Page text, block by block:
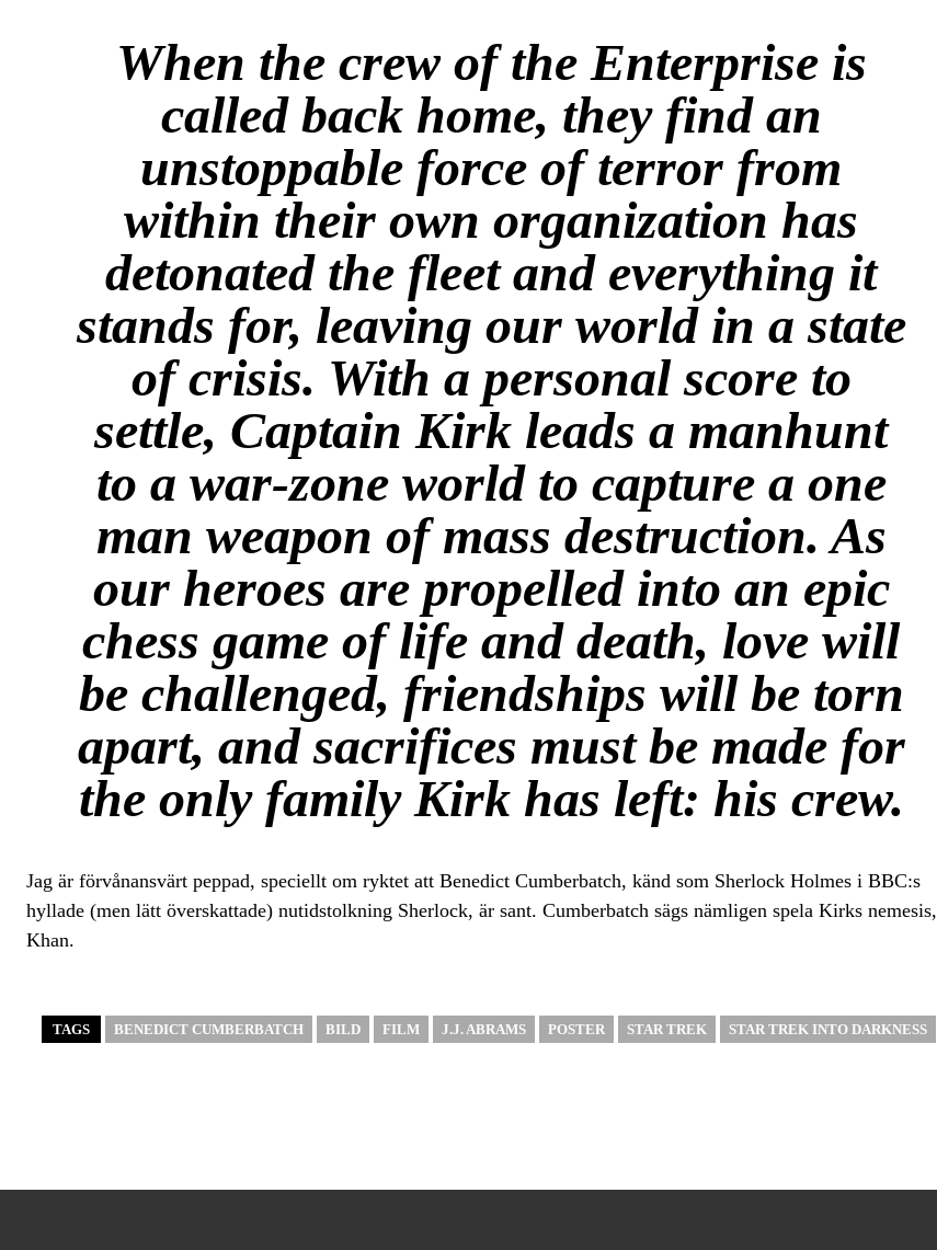
When the crew of the Enterprise is
called back home, they find an
unstoppable force of terror from
within their own organization has
detonated the fleet and everything it
stands for, leaving our world in a state
of crisis. With a personal score to
settle, Captain Kirk leads a manhunt
to a war-zone world to capture a one
man weapon of mass destruction. As
our heroes are propelled into an epic
chess game of life and death, love will
be challenged, friendships will be torn
apart, and sacrifices must be made for
the only family Kirk has left: his crew.
Jag är förvånansvärt peppad, speciellt om ryktet att Benedict Cumberbatch, känd som Sherlock Holmes i BBC:s
hyllade (men lätt överskattade) nutidstolkning Sherlock, är sant. Cumberbatch sägs nämligen spela Kirks nemesis,
Khan.
TAGS BENEDICT CUMBERBATCH BILD FILM J.J. ABRAMS POSTER STAR TREK STAR TREK INTO DARKNESS